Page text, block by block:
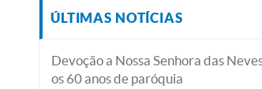
ÚLTIMAS NOTÍCIAS
Devoção a Nossa Senhora das
os 60 anos de paróquia